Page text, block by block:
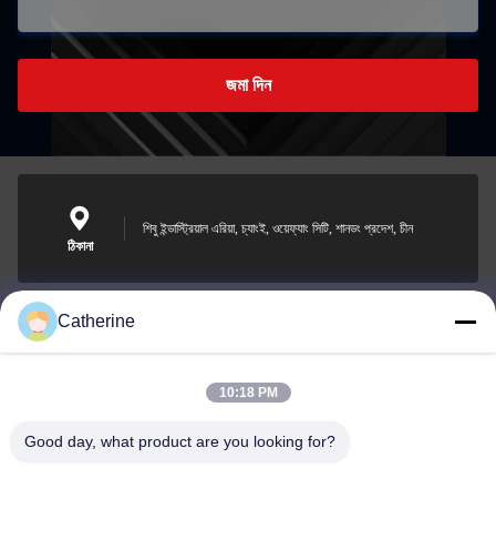
জমা দিন
ঠিকানা
শিবু ইন্ডাস্ট্রিয়াল এরিয়া, চ্যাংই, ওয়েফ্যাং সিটি, শানডং প্রদেশ, চীন
padraic@huayumachine.cn
Catherine
10:18 PM
Good day, what product are you looking for?